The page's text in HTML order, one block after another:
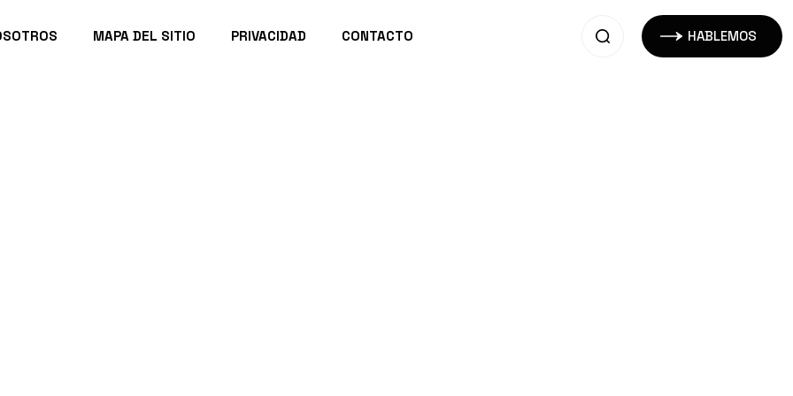
MAPA DEL SITIO PRIVACIDAD CONTACTO HABLEMOS